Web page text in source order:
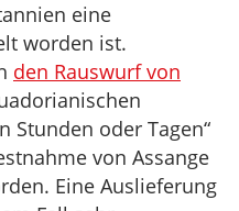
eine
worden ist.
den Rauswurf von
Stunden oder Tagen“
von Assange
Eine Auslieferung